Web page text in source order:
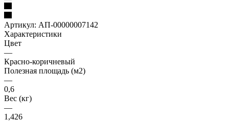
Артикул: АП-00000007142
Характеристики
Цвет
—
Красно-коричневый
Полезная площадь (м2)
—
0,6
Вес (кг)
—
1,426